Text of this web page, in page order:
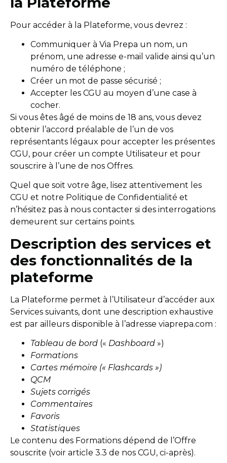
Pour accéder à la Plateforme, vous devrez :
Communiquer à Via Prepa un nom, un
prénom, une adresse e-mail valide ainsi qu’un
numéro de téléphone ;
Créer un mot de passe sécurisé ;
Accepter les CGU au moyen d’une case à
cocher.
Si vous êtes âgé de moins de 18 ans, vous devez
obtenir l’accord préalable de l’un de vos
représentants légaux pour accepter les présentes
CGU, pour créer un compte Utilisateur et pour
souscrire à l’une de nos Offres.
Quel que soit votre âge, lisez attentivement les
CGU et notre Politique de Confidentialité et
n’hésitez pas à nous contacter si des interrogations
demeurent sur certains points.
Description des services et
des fonctionnalités de la
plateforme
La Plateforme permet à l’Utilisateur d’accéder aux
Services suivants, dont une description exhaustive
est par ailleurs disponible à l’adresse viaprepa.com :
Tableau de bord (« Dashboard »)
Formations
Cartes mémoire (« Flashcards »)
QCM
Sujets corrigés
Commentaires
Favoris
Statistiques
Le contenu des Formations dépend de l’Offre
souscrite (voir article 3.3 de nos CGU, ci-après).